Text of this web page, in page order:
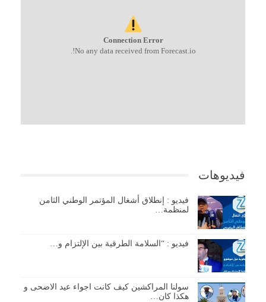
Connection Error
No any data received from Forecast.io!.
فيديوهات
فيديو : إنطلاق أشغال المؤتمر الوطني الثامن
لمنظمة…
فيديو : “السلامة الطرقية بين الإلتزام و…
سولنا المراكشين كيف كانت اجواء عيد الاضحى و
هكذا كان…